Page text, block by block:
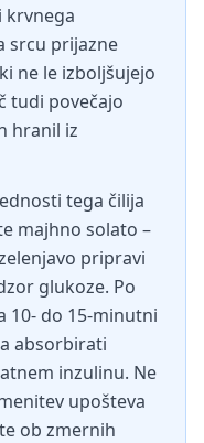
krvnega
srcu prijazne
ne le izboljšujejo
tudi povečajo
hranil iz
tega čilija
majhno solato –
pripravi
glukoze. Po
10- do 15-minutni
absorbirati
inzulinu. Ne
upošteva
ob zmernih